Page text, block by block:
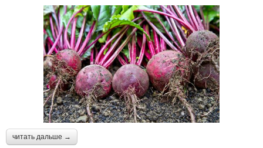
читать дальше →